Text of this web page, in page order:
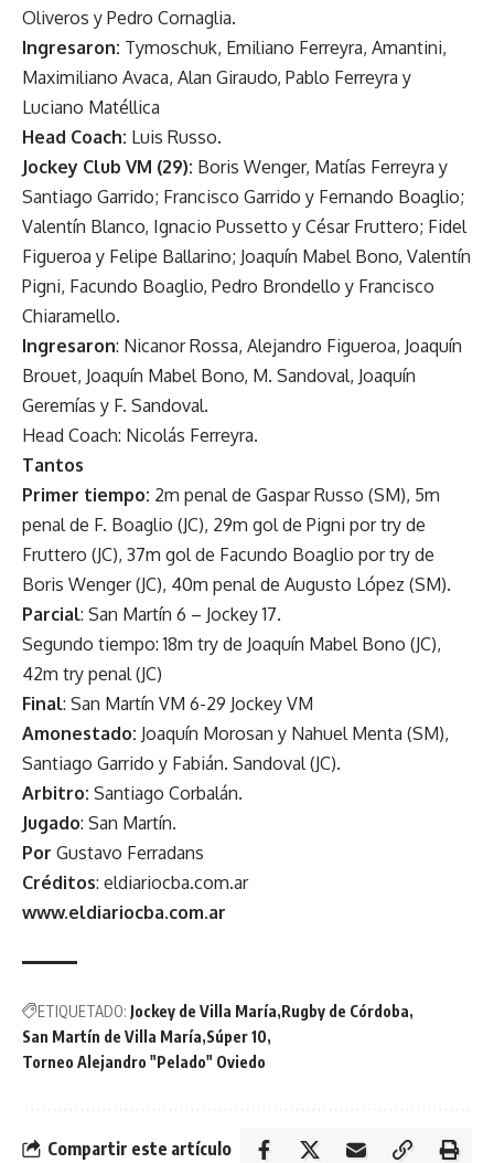
Oliveros y Pedro Cornaglia.
Ingresaron: Tymoschuk, Emiliano Ferreyra, Amantini,
Maximiliano Avaca, Alan Giraudo, Pablo Ferreyra y
Luciano Matéllica
Head Coach: Luis Russo.
Jockey Club VM (29): Boris Wenger, Matías Ferreyra y
Santiago Garrido; Francisco Garrido y Fernando Boaglio;
Valentín Blanco, Ignacio Pussetto y César Fruttero; Fidel
Figueroa y Felipe Ballarino; Joaquín Mabel Bono, Valentín
Pigni, Facundo Boaglio, Pedro Brondello y Francisco
Chiaramello.
Ingresaron: Nicanor Rossa, Alejandro Figueroa, Joaquín
Brouet, Joaquín Mabel Bono, M. Sandoval, Joaquín
Geremías y F. Sandoval.
Head Coach: Nicolás Ferreyra.
Tantos
Primer tiempo: 2m penal de Gaspar Russo (SM), 5m
penal de F. Boaglio (JC), 29m gol de Pigni por try de
Fruttero (JC), 37m gol de Facundo Boaglio por try de
Boris Wenger (JC), 40m penal de Augusto López (SM).
Parcial: San Martín 6 – Jockey 17.
Segundo tiempo: 18m try de Joaquín Mabel Bono (JC),
42m try penal (JC)
Final: San Martín VM 6-29 Jockey VM
Amonestado: Joaquín Morosan y Nahuel Menta (SM),
Santiago Garrido y Fabián. Sandoval (JC).
Arbitro: Santiago Corbalán.
Jugado: San Martín.
Por Gustavo Ferradans
Créditos: eldiariocba.com.ar
www.eldiariocba.com.ar
ETIQUETADO: Jockey de Villa María Rugby de Córdoba
San Martín de Villa María Súper 10
Torneo Alejandro "Pelado" Oviedo
Compartir este artículo